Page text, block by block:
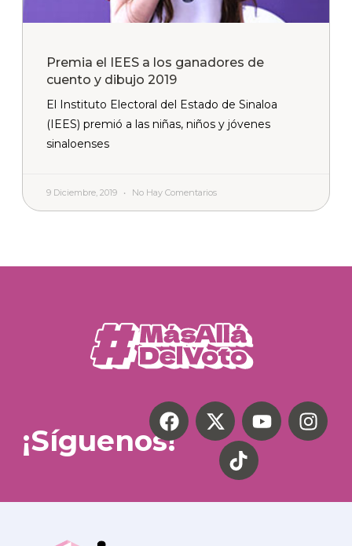
Premia el IEES a los ganadores de
cuento y dibujo 2019
El Instituto Electoral del Estado de Sinaloa
(IEES) premió a las niñas, niños y jóvenes
sinaloenses
9 Diciembre, 2019 No Hay Comentarios
¡Síguenos!